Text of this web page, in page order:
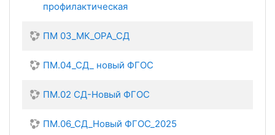
профилактическая
ПМ 03_МК_ОРА_СД
ПМ.04_СД_ новый ФГОС
ПМ.02 СД-Новый ФГОС
ПМ.06_СД_Новый ФГОС_2025